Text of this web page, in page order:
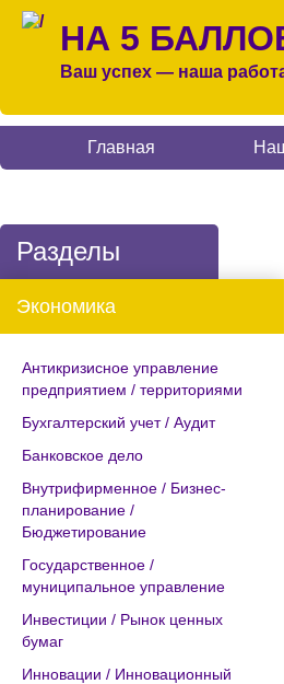
НА 5
Ваш успех — наша
Главная
Разделы
Экономика
Антикризисное управление
предприятием / территориями
Бухгалтерский учет / Аудит
Банковское дело
Внутрифирменное / Бизнес-
планирование /
Бюджетирование
Государственное /
муниципальное управление
Инвестиции / Рынок ценных
бумаг
Инновации / Инновационный